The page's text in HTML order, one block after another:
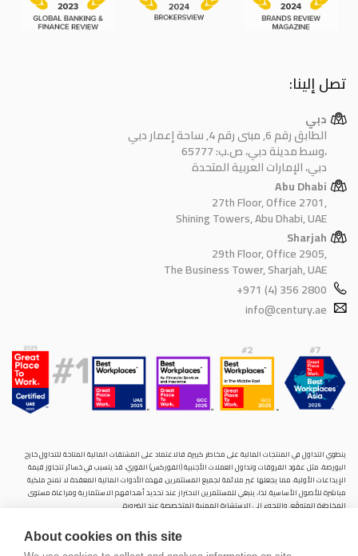
About cookies on this site
تصل إلينا:
دبي
الطابق رقم 6, مبنى رقم 4, ساحة إعمار دبي
وسط مدينة دبي، ص.ب: 65777،
دبي، الإمارات العربية المتحدة
Abu Dhabi
27th Floor, Office 2701,
Shining Towers, Abu Dhabi, UAE
Sharjah
29th Floor, Office 2905,
The Business Tower, Sharjah, UAE
+971 (4) 356 2800
info@century.ae
ينطوي التداول في المنتجات المالية على مخاطر كبيرة. فالاعتماد على المشتقات المالية المتاحة للتداول خارح
البورصة، مثل عقود الفروقات وتداول العملات الأجنبية (الفوركس) الفوري، قد يتسبب في خسائر تتجاوز قيمة
الإيداعات الأولية، مما يجعلها غير ملائمة لجميع المستثمرين. فهذه الأدوات المالية المعقدة لا تمنح ملكية
مباشرة للأصول الأساسية. لذا، ينبغي للمستثمرين الاحتراز عند تحديد أهدافهم الاستثمارية ومراعاة مستوى
المخاطرة المتوقَع، واللجوء إلى الاستشارة المهنية المتخصصة عند الضرورة.
في دولة الإمارات العربية المتحدة، بموجب الترخيص رقم (20200000028) و(301044) لتولي أعمال الوساطة في
الأسواق الدولية، وتداول المشتقات المالية والعملات المتاحة للتداول خارج البورصة في سوق التداول الفوري،